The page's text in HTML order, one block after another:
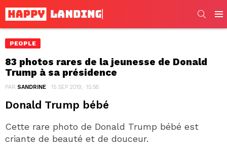
PEOPLE
83 photos rares de la jeunesse de Donald
Trump à sa présidence
PAR SANDRINE 15 SEP 2019, · 15:58
Donald Trump bébé
Cette rare photo de Donald Trump bébé est
criante de beauté et de douceur.